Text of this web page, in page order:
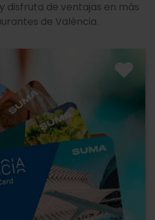
disfruta de ventajas en más
de València.